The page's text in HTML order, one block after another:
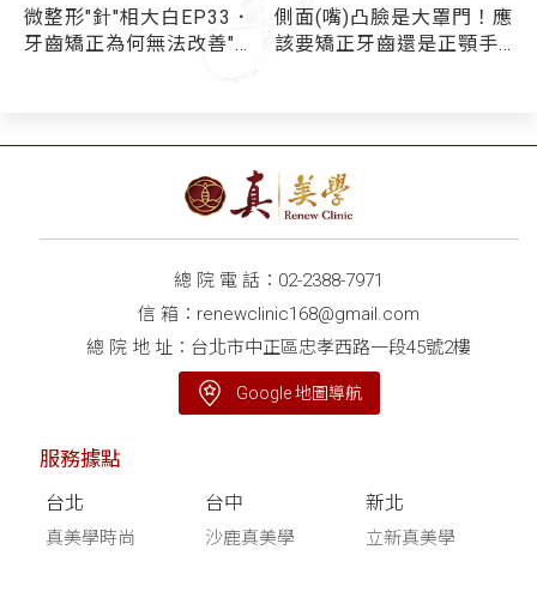
微整形"針"相大白EP33．
牙齒矯正為何無法改善"小
擇...
側面(嘴)凸臉是大罩門！應
該要矯正牙齒還是正顎手
總 院 電 話： 02-2388-7971
信 箱： renewclinic168@gmail.com
總 院 地 址：台北市中正區忠孝西路一段45號2樓
Google 地圖導航
服務據點
台北
真美學時尚
台中
沙鹿真美學
新北
立新真美學